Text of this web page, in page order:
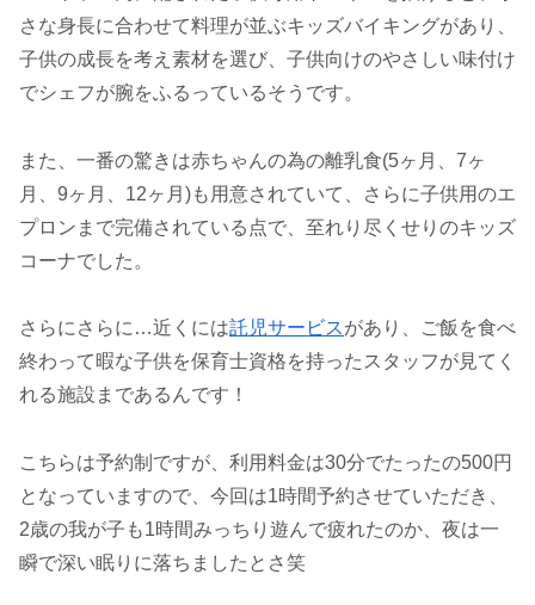
さな身長に合わせて料理が並ぶキッズバイキングがあり、
子供の成長を考え素材を選び、子供向けのやさしい味付け
でシェフが腕をふるっているそうです。
また、一番の驚きは赤ちゃんの為の離乳食(5ヶ月、7ヶ
月、9ヶ月、12ヶ月)も用意されていて、さらに子供用のエ
プロンまで完備されている点で、至れり尽くせりのキッズ
コーナでした。
さらにさらに…近くには託児サービスがあり、ご飯を食べ
終わって暇な子供を保育士資格を持ったスタッフが見てく
れる施設まであるんです！
こちらは予約制ですが、利用料金は30分でたったの500円
となっていますので、今回は1時間予約させていただき、
2歳の我が子も1時間みっちり遊んで疲れたのか、夜は一
瞬で深い眠りに落ちましたとさ笑